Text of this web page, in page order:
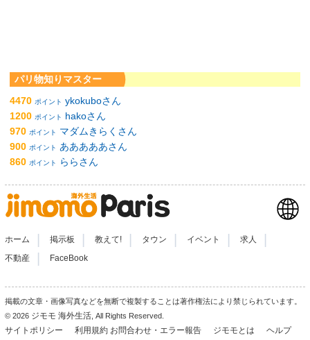
パリ物知りマスター
4470 ポイント ykokuboさん
1200 ポイント
hakoさん
970 ポイント
マダムきらくさん
900 ポイント
あああああさん
860 ポイント ららさん
ホーム 掲示板 教えて! タウン イベント 求人
不動産 FaceBook
掲載の文章・画像写真などを無断で複製することは著作権法により禁じられています。
© 2026 ジモモ 海外生活 , All Rights Reserved.
サイトポリシー 利用規約 お問合わせ・エラー報告 ジモモとは ヘルプ